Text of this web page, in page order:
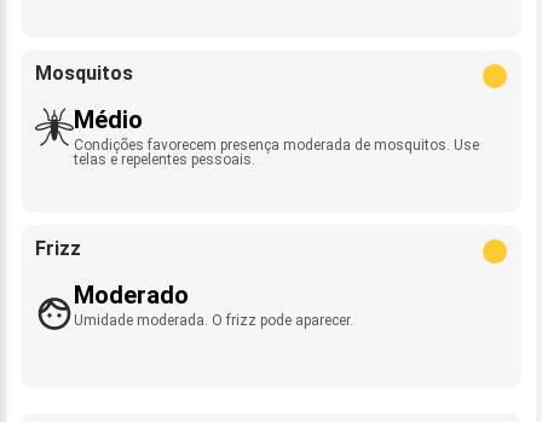
Mosquitos
Médio
Condições favorecem presença moderada de mosquitos. Use
telas e repelentes pessoais.
Frizz
Moderado
Umidade moderada. O frizz pode aparecer.